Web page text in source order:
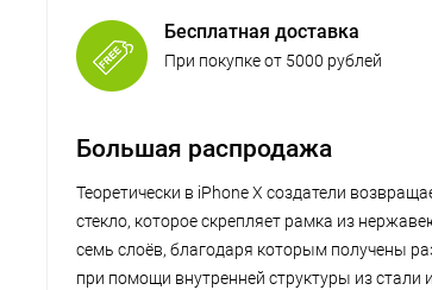
Бесплатная доставка
При покупке от 5000 рублей
Большая распродажа
Теоретически в iPhone X создатели
стекло, которое скрепляет рамка из
семь слоёв, благодаря которым получены
при помощи внутренней структуры из стали